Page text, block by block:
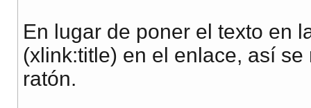
En lugar de poner el texto en
(xlink:title) en el enlace, así
ratón.